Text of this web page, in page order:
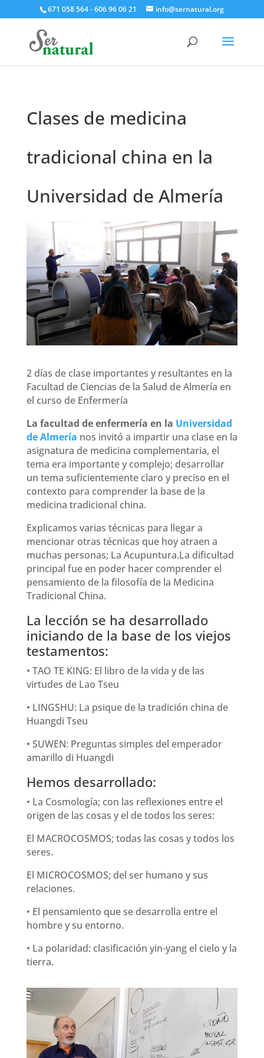
671 058 564 - 606 96 06 21 info@sernatural.org
Clases de medicina
tradicional china en la
Universidad de Almería
2 días de clase importantes y resultantes en la
Facultad de Ciencias de la Salud de Almería en
el curso de Enfermería
La facultad de enfermería en la Universidad
de Almería nos invitó a impartir una clase en la
asignatura de medicina complementaria, el
tema era importante y complejo; desarrollar
un tema suficientemente claro y preciso en el
contexto para comprender la base de la
medicina tradicional china.
Explicamos varias técnicas para llegar a
mencionar otras técnicas que hoy atraen a
muchas personas; La Acupuntura.La dificultad
principal fue en poder hacer comprender el
pensamiento de la filosofía de la Medicina
Tradicional China.
La lección se ha desarrollado
iniciando de la base de los viejos
testamentos:
• TAO TE KING: El libro de la vida y de las
virtudes de Lao Tseu
• LINGSHU: La psique de la tradición china de
Huangdi Tseu
• SUWEN: Preguntas simples del emperador
amarillo di Huangdi
Hemos desarrollado:
• La Cosmología; con las reflexiones entre el
origen de las cosas y el de todos los seres:
El MACROCOSMOS; todas las cosas y todos los
seres.
El MICROCOSMOS; del ser humano y sus
relaciones.
• El pensamiento que se desarrolla entre el
hombre y su entorno.
• La polaridad: clasificación yin-yang el cielo y la
tierra.